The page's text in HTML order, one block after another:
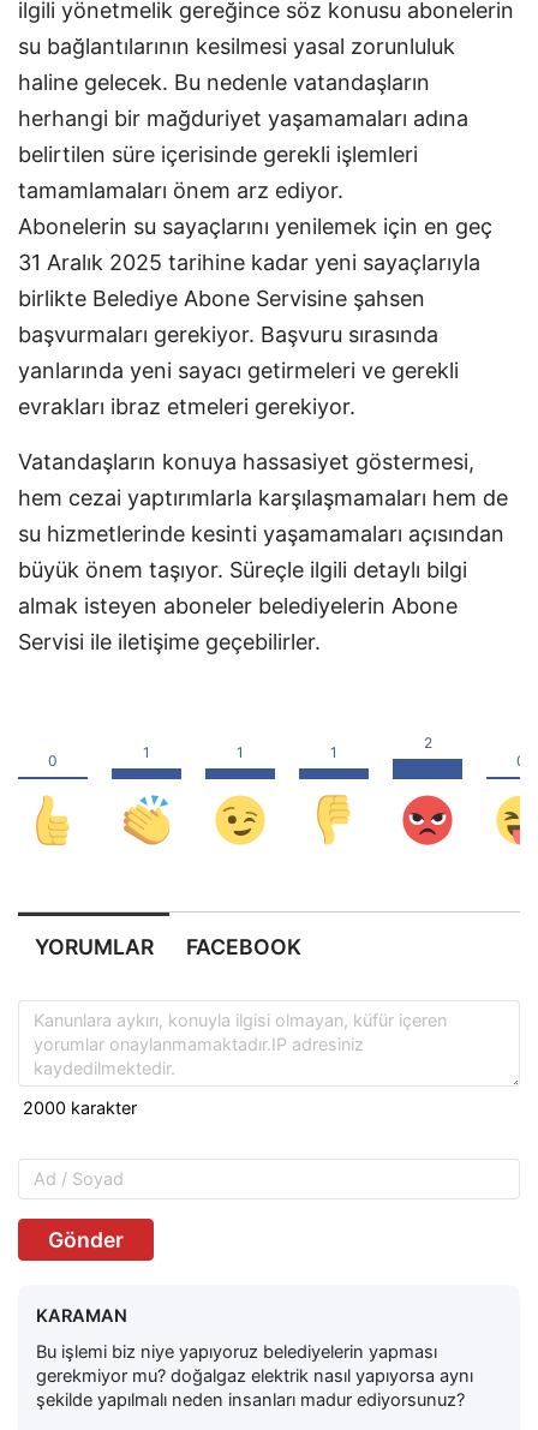
ilgili yönetmelik gereğince söz konusu abonelerin
su bağlantılarının kesilmesi yasal zorunluluk
haline gelecek. Bu nedenle vatandaşların
herhangi bir mağduriyet yaşamamaları adına
belirtilen süre içerisinde gerekli işlemleri
tamamlamaları önem arz ediyor.
Abonelerin su sayaçlarını yenilemek için en geç
31 Aralık 2025 tarihine kadar yeni sayaçlarıyla
birlikte Belediye Abone Servisine şahsen
başvurmaları gerekiyor. Başvuru sırasında
yanlarında yeni sayacı getirmeleri ve gerekli
evrakları ibraz etmeleri gerekiyor.
Vatandaşların konuya hassasiyet göstermesi,
hem cezai yaptırımlarla karşılaşmamaları hem de
su hizmetlerinde kesinti yaşamamaları açısından
büyük önem taşıyor. Süreçle ilgili detaylı bilgi
almak isteyen aboneler belediyelerin Abone
Servisi ile iletişime geçebilirler.
YORUMLAR FACEBOOK
Gönder
KARAMAN
Bu işlemi biz niye yapıyoruz belediyelerin yapması
gerekmiyor mu? doğalgaz elektrik nasıl yapıyorsa aynı
şekilde yapılmalı neden insanları madur ediyorsunuz?